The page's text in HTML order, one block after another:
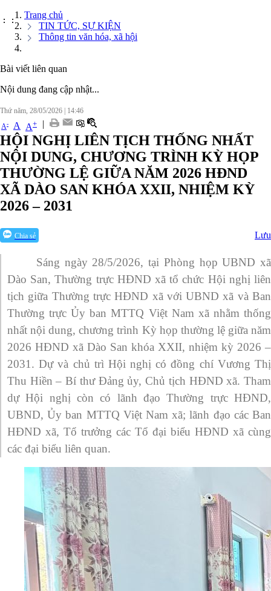
: :
Trang chủ
TIN TỨC, SỰ KIỆN
Thông tin văn hóa, xã hội
Bài viết liên quan
Nội dung đang cập nhật...
Thứ năm, 28/05/2026 | 14:46
A- A A+ |
HỘI NGHỊ LIÊN TỊCH THỐNG NHẤT
NỘI DUNG, CHƯƠNG TRÌNH KỲ HỌP
THƯỜNG LỆ GIỮA NĂM 2026 HĐND
XÃ DÀO SAN KHÓA XXII, NHIỆM KỲ
2026 – 2031
Chia sẻ Lưu
Sáng ngày 28/5/2026, tại Phòng họp UBND xã
Dào San, Thường trực HĐND xã tổ chức Hội nghị liên
tịch giữa Thường trực HĐND xã với UBND xã và Ban
Thường trực Ủy ban MTTQ Việt Nam xã nhằm thống
nhất nội dung, chương trình Kỳ họp thường lệ giữa năm
2026 HĐND xã Dào San khóa XXII, nhiệm kỳ 2026 –
2031. Dự và chủ trì Hội nghị có đồng chí Vương Thị
Thu Hiền – Bí thư Đảng ủy, Chủ tịch HĐND xã. Tham
dự Hội nghị còn có lãnh đạo Thường trực HĐND,
UBND, Ủy ban MTTQ Việt Nam xã; lãnh đạo các Ban
HĐND xã, Tổ trưởng các Tổ đại biểu HĐND xã cùng
các đại biểu liên quan.